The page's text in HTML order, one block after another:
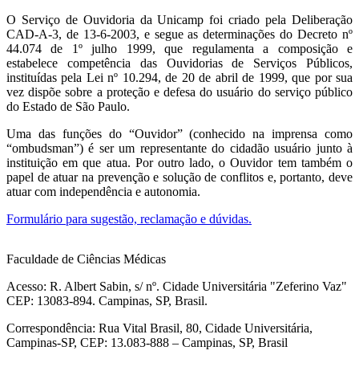
O Serviço de Ouvidoria da Unicamp foi criado pela Deliberação
CAD-A-3, de 13-6-2003, e segue as determinações do Decreto nº
44.074 de 1º julho 1999, que regulamenta a composição e
estabelece competência das Ouvidorias de Serviços Públicos,
instituídas pela Lei nº 10.294, de 20 de abril de 1999, que por sua
vez dispõe sobre a proteção e defesa do usuário do serviço público
do Estado de São Paulo.
Uma das funções do “Ouvidor” (conhecido na imprensa como
“ombudsman”) é ser um representante do cidadão usuário junto à
instituição em que atua. Por outro lado, o Ouvidor tem também o
papel de atuar na prevenção e solução de conflitos e, portanto, deve
atuar com independência e autonomia.
Formulário para sugestão, reclamação e dúvidas.
Faculdade de Ciências Médicas
Acesso: R. Albert Sabin, s/ nº. Cidade Universitária "Zeferino Vaz"
CEP: 13083-894. Campinas, SP, Brasil.
Correspondência: Rua Vital Brasil, 80, Cidade Universitária,
Campinas-SP, CEP: 13.083-888 – Campinas, SP, Brasil